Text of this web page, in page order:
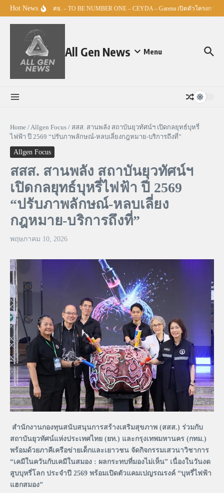
Skip to content
Hot News ศธ. – TO BE NUMBER ONE – CEYDA – Garena เปิดตัวโครงการ
All Gen News Menu
Home /Allgen Focus / สสส. สานพลัง สถาบันยุวทัศน์ฯ เปิดกลยุทธ์บุหรี่
ไฟฟ้า ปี 2569 “ปรับภาพลักษณ์-หลบเลี่ยงกฎหมาย-บริการถึงที่”
Allgen Focus
สสส. สานพลัง สถาบันยุวทัศน์ฯ
เปิดกลยุทธ์บุหรี่ไฟฟ้า ปี 2569
“ปรับภาพลักษณ์-หลบเลี่ยง
กฎหมาย-บริการถึงที่”
พฤษภาคม 10, 2026
สำนักงานกองทุนสนับสนุนการสร้างเสริมสุขภาพ (สสส.) ร่วมกับ
สถาบันยุวทัศน์แห่งประเทศไทย (ยท.) และกรุงเทพมหานคร (กทม.)
พร้อมด้วยภาคีเครือข่ายเด็กและเยาวชน จัดกิจกรรมเสวนาวิชาการ
“เคมีในควันกับเคมีในสมอง : ผลกระทบที่มองไม่เห็น” เนื่องในวันงด
สูบบุหรี่โลก ประจำปี 2569 พร้อมเปิดตัวแคมเปญรณรงค์ “บุหรี่ไฟฟ้า
แฮกสมอง”